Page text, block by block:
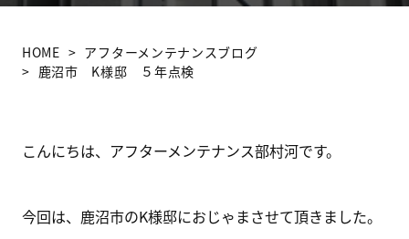
HOME
アフターメンテナンスブログ
鹿沼市 K様邸 ５年点検
こんにちは、アフターメンテナンス部村河です。
今回は、鹿沼市のK様邸におじゃまさせて頂きました。